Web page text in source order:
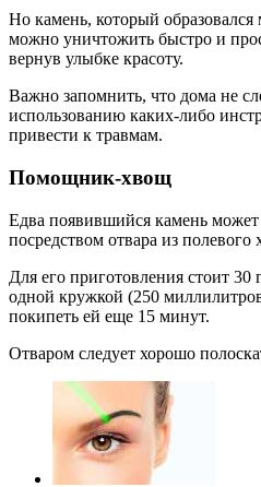
Но камень, который
можно уничтожить быстро и
вернув улыбке красоту.
Важно запомнить, что дома не
использованию каких-либо
привести к травмам.
Помощник-хвощ
Едва появившийся камень
посредством отвара из полевого
Для его приготовления стоит 30
одной кружкой (250
покипеть ей еще 15 минут.
Отваром следует хорошо